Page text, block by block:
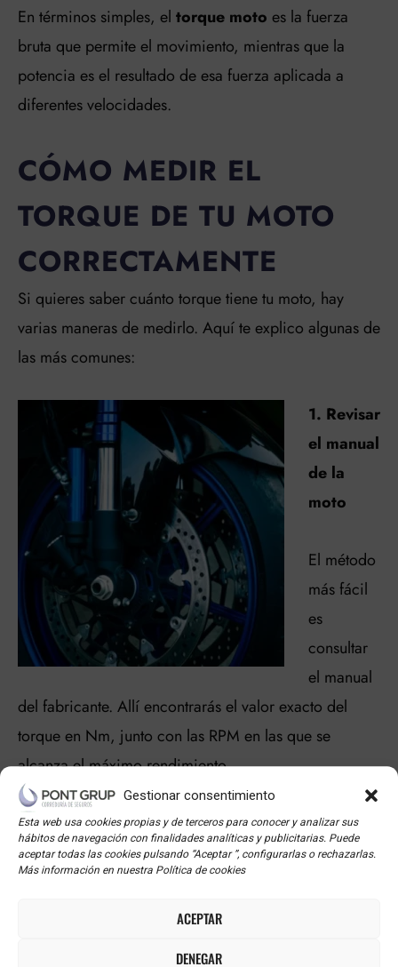
Gestionar consentimiento
Esta web usa cookies propias y de terceros para conocer y analizar sus
hábitos de navegación con finalidades analíticas y publicitarias. Puede
aceptar todas las cookies pulsando “Aceptar ”, configurarlas o rechazarlas.
Más información en nuestra Política de cookies
ACEPTAR
DENEGAR
En términos simples, el torque moto es la fuerza
bruta que permite el movimiento, mientras que la
potencia es el resultado de esa fuerza aplicada a
diferentes velocidades.
CÓMO MEDIR EL
TORQUE DE TU MOTO
CORRECTAMENTE
Si quieres saber cuánto torque tiene tu moto, hay
varias maneras de medirlo. Aquí te explico algunas de
las más comunes:
1. Revisar
el manual
de la
moto
El método
más fácil
es
consultar
el manual
del fabricante. Allí encontrarás el valor exacto del
torque en Nm, junto con las RPM en las que se
alcanza el máximo rendimiento.
2.Usar un dinamómetro
El dinamómetro es un dispositivo que mide el torque
y la potencia de un motor. Funciona colocando la